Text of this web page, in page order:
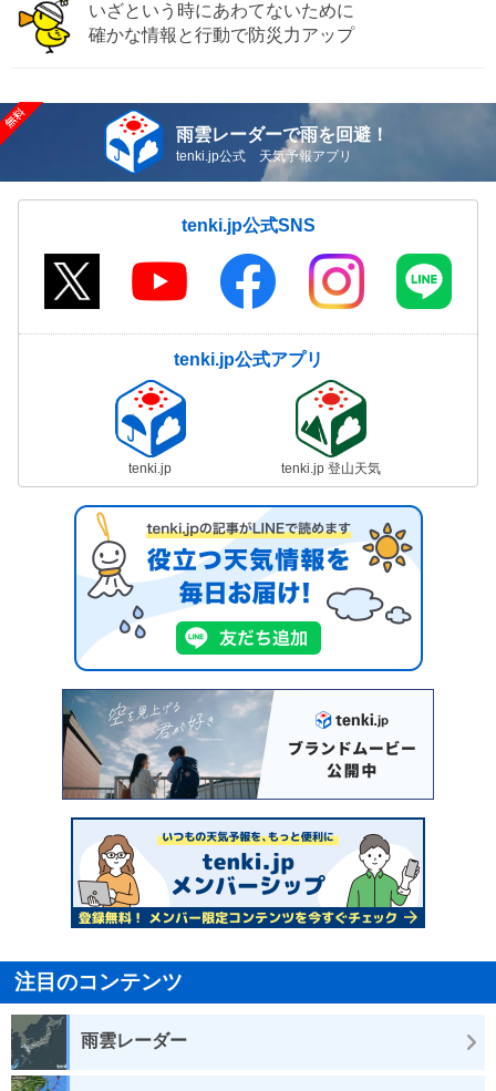
いざという時にあわてないために
確かな情報と行動で防災力アップ
雨雲レーダーで雨を回避！
tenki.jp公式 天気予報アプリ
tenki.jp公式SNS
tenki.jp公式アプリ
tenki.jp tenki.jp 登山天気
注目のコンテンツ
雨雲レーダー